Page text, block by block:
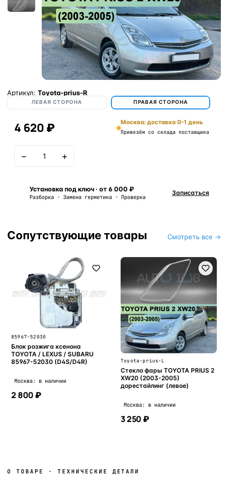
Артикул: Toyota-prius-R
ЛЕВАЯ СТОРОНА ПРАВАЯ СТОРОНА
4 620 ₽ Москва: доставка 0-1 день
Привезём со склада поставщика
− +
Установка под ключ · от 6 000 ₽
Разборка · Замена герметика · Проверка
Записаться
Сопутствующие товары Смотреть все →
85967-52030
Блок розжига ксенона
TOYOTA / LEXUS / SUBARU
85967-52030 (D4S/D4R)
Москва: в наличии
2 800 ₽
Toyota-prius-L
Стекло фары TOYOTA PRIUS 2
XW20 (2003-2005)
дорестайлинг (левое)
Москва: в наличии
3 250 ₽
О ТОВАРЕ · ТЕХНИЧЕСКИЕ ДЕТАЛИ